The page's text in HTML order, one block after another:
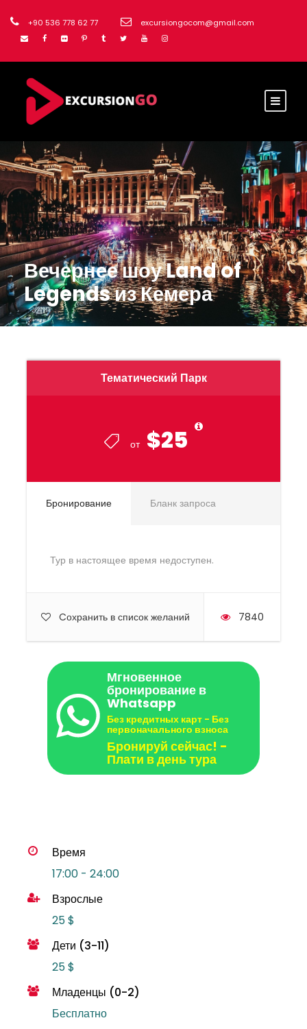
+90 536 778 62 77 excursiongocom@gmail.com
Вечернее шоу Land of
Legends из Кемера
Тематический Парк
от $25
Бронирование Бланк запроса
Тур в настоящее время недоступен.
Cохранить в список желаний 7840
Мгновенное
бронирование в
Whatsapp
Без кредитных карт - Без
первоначального взноса
Бронируй сейчас! -
Плати в день тура
Время
17:00 - 24:00
Взрослые
25 $
Дети (3-11)
25 $
Младенцы (0-2)
Бесплатно